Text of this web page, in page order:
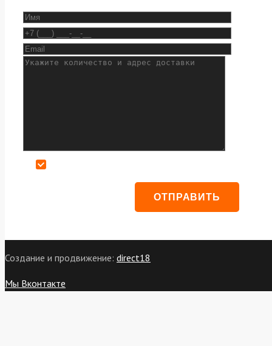
Создание и продвижение: direct18
Мы Вконтакте